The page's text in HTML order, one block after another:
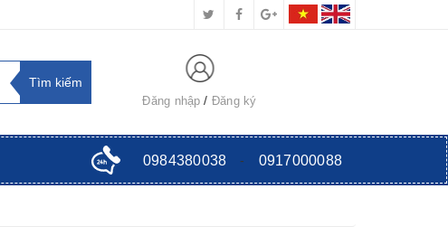
Đăng nhập Đăng ký
0984380038 - 0917000088